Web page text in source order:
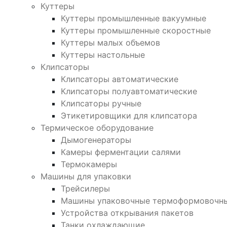
Куттеры
Куттеры промышленные вакуумные
Куттеры промышленные скоростные
Куттеры малых объемов
Куттеры настольные
Клипсаторы
Клипсаторы автоматические
Клипсаторы полуавтоматические
Клипсаторы ручные
Этикетировщики для клипсатора
Термическое оборудование
Дымогенераторы
Камеры ферментации салями
Термокамеры
Машины для упаковки
Трейсилеры
Машины упаковочные
Устройства открывания пакетов
Танки охлаждающие